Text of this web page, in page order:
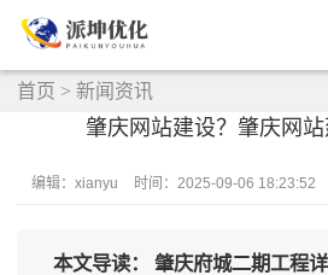
首页 > 新闻资讯
肇庆网站建设？肇庆网
编辑：xianyu 时间：2025-09-06 18:23:52
本文导读： 肇庆府城二期工程